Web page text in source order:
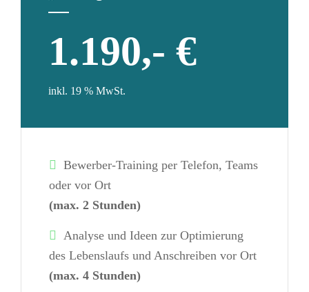
1.190,- €
inkl. 19 % MwSt.
Bewerber-Training per Telefon, Teams
oder vor Ort
(max. 2 Stunden)
Analyse und Ideen zur Optimierung
des Lebenslaufs und Anschreiben vor Ort
(max. 4 Stunden)